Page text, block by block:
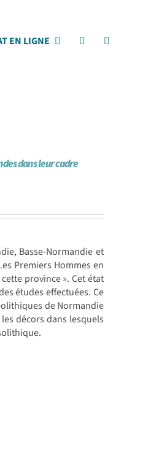
EN LIGNE
dans leur cadre
Basse-Normandie et
Premiers Hommes en
province ». Cet état
études effectuées. Ce
de Normandie
décors dans lesquels